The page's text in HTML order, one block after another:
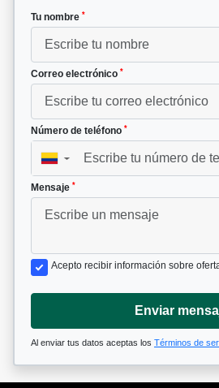
Tu nombre *
Correo electrónico *
Número de teléfono *
▼
Mensaje *
Acepto recibir información sobre
Enviar
Al enviar tus datos aceptas los Términos de